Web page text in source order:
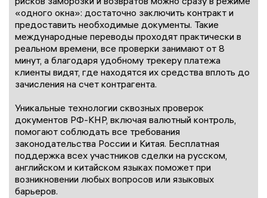
«одного окна»: достаточно заключить контракт и
предоставить необходимые документы. Такие
международные переводы проходят практически в
реальном времени, все проверки занимают от 8
минут, а благодаря удобному трекеру платежа
клиенты видят, где находятся их средства вплоть до
зачисления на счет контрагента.
Уникальные технологии сквозных проверок
документов РФ-КНР, включая валютный контроль,
помогают соблюдать все требования
законодательства России и Китая. Бесплатная
поддержка всех участников сделки на русском,
английском и китайском языках поможет при
возникновении любых вопросов или языковых
барьеров.